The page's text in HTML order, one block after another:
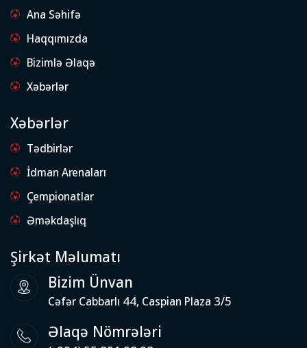
Ana Səhifə
Haqqımızda
Bizimlə Əlaqə
Xəbərlər
Xəbərlər
Tədbirlər
İdman Arenaları
Çempionatlar
Əməkdaşlıq
Şirkət Məlumatı
Bizim Ünvan
Cəfər Cabbarlı 44, Caspian Plaza 3/5
Əlaqə Nömrələri